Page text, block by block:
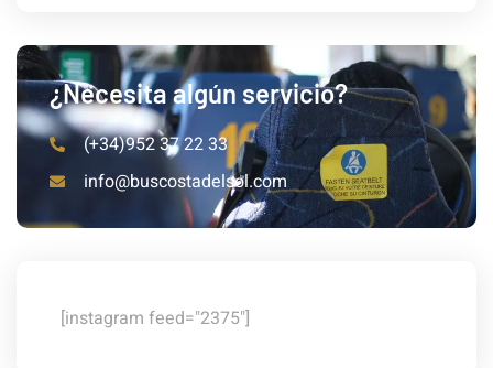
¿Necesita algún servicio?
(+34)952 37 22 33
info@buscostadelsol.com
[instagram feed="2375"]